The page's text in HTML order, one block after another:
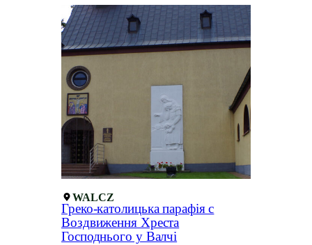
WALCZ
Греко-католицька парафія с
Воздвиження Хреста
Господнього у Валчі